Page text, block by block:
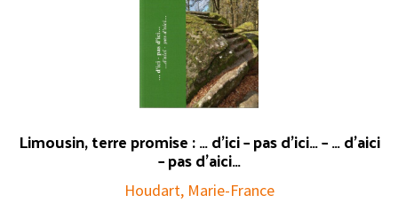
Limousin, terre promise : … d’ici – pas d’ici… – … d’aici
– pas d’aici…
Houdart, Marie-France